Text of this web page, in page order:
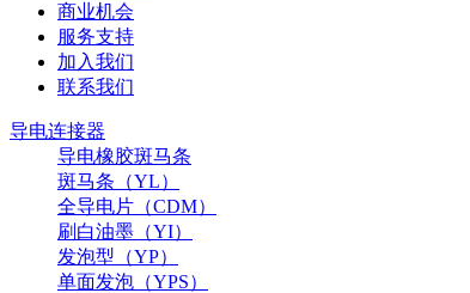
商业机会
服务支持
加入我们
联系我们
导电连接器
导电橡胶斑马条
斑马条（YL）
全导电片（CDM）
刷白油墨（YI）
发泡型（YP）
单面发泡（YPS）